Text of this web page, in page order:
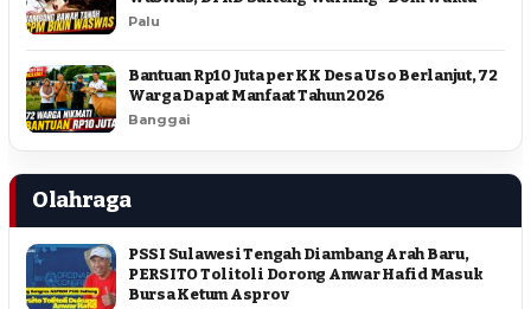
Palu
Bantuan Rp10 Juta per KK Desa Uso Berlanjut, 72
Warga Dapat Manfaat Tahun 2026
Banggai
Olahraga
PSSI Sulawesi Tengah Diambang Arah Baru,
PERSITO Tolitoli Dorong Anwar Hafid Masuk
Bursa Ketum Asprov